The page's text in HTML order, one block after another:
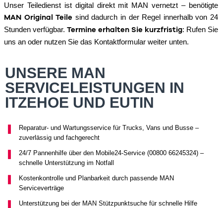
Unser Teiledienst ist digital direkt mit MAN vernetzt – benötigte
MAN Original Teile sind dadurch in der Regel innerhalb von 24
Stunden verfügbar. Termine erhalten Sie kurzfristig: Rufen Sie
uns an oder nutzen Sie das Kontaktformular weiter unten.
UNSERE MAN
SERVICELEISTUNGEN IN
ITZEHOE UND EUTIN
Reparatur- und Wartungsservice für Trucks, Vans und Busse –
zuverlässig und fachgerecht
24/7 Pannenhilfe über den Mobile24-Service (00800 66245324) –
schnelle Unterstützung im Notfall
Kostenkontrolle und Planbarkeit durch passende MAN
Serviceverträge
Unterstützung bei der MAN Stützpunktsuche für schnelle Hilfe